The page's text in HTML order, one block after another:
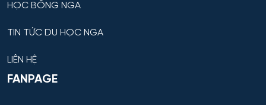
HỌC BỔNG NGA
TIN TỨC DU HỌC NGA
LIÊN HỆ
FANPAGE